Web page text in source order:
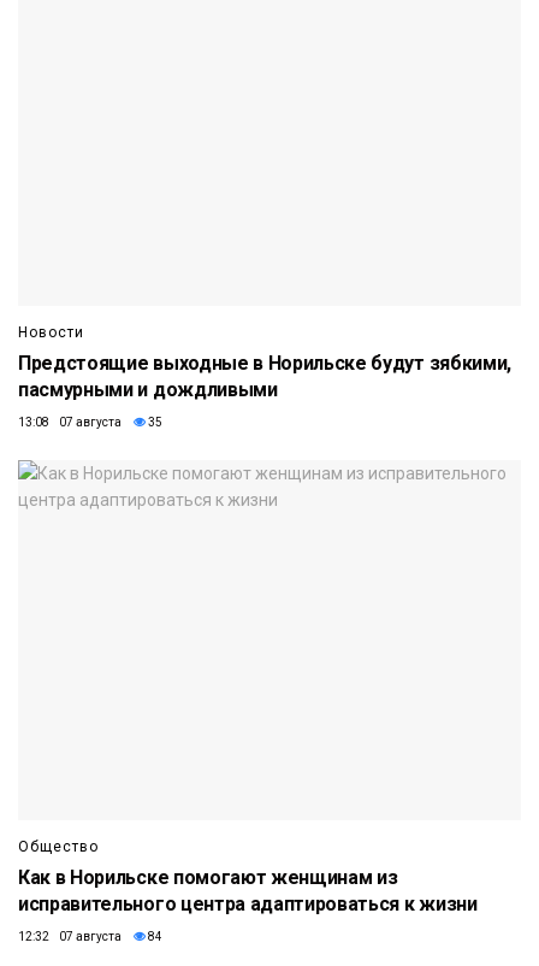
Новости
Предстоящие выходные в Норильске будут зябкими,
пасмурными и дождливыми
13:08 07 августа 35
Общество
Как в Норильске помогают женщинам из
исправительного центра адаптироваться к жизни
12:32 07 августа 84